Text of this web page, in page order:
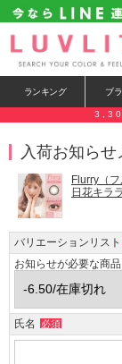
ランキング ブ
入荷お知らせ
Flurry（
日花キラ
バリエーションリスト
お知らせが必要な商
氏名 必須